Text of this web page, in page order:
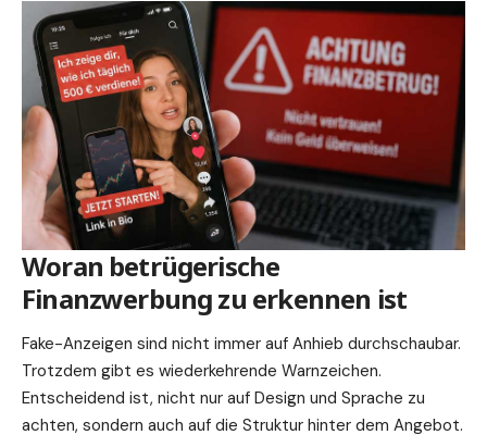
Woran betrügerische
Finanzwerbung zu erkennen ist
Fake-Anzeigen sind nicht immer auf Anhieb durchschaubar.
Trotzdem gibt es wiederkehrende Warnzeichen.
Entscheidend ist, nicht nur auf Design und Sprache zu
achten, sondern auch auf die Struktur hinter dem Angebot.